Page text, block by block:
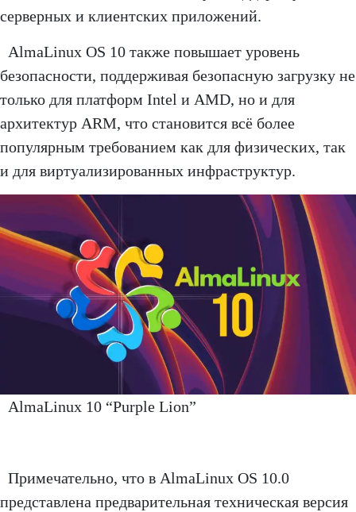
серверных и клиентских приложений.
AlmaLinux OS 10 также повышает уровень
безопасности, поддерживая безопасную загрузку не
только для платформ Intel и AMD, но и для
архитектур ARM, что становится всё более
популярным требованием как для физических, так
и для виртуализированных инфраструктур.
AlmaLinux 10 “Purple Lion”
Примечательно, что в AlmaLinux OS 10.0
представлена предварительная техническая версия